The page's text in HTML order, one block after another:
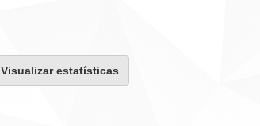
Visualizar estatísticas